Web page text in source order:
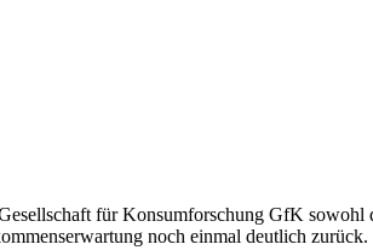
noch einmal deutlich zurück.